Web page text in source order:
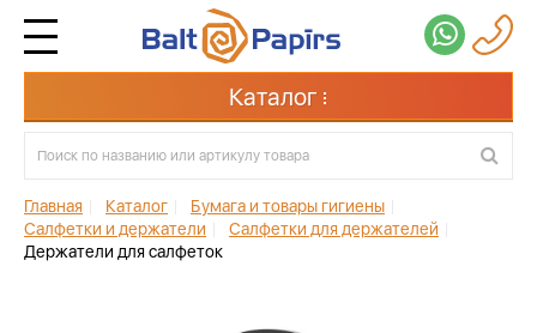
Каталог
Главная Каталог Бумага и товары гигиены
Салфетки и держатели
Салфетки для держателей
Держатели для салфеток